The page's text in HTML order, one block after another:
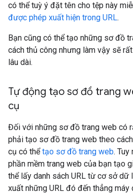
có thể tuỳ ý đặt tên cho tệp này
được phép xuất hiện trong URL.
Bạn cũng có thể tạo những sơ đồ
cách thủ công nhưng làm vậy sẽ
lâu dài.
Tự động tạo sơ đồ trang
cụ
Đối với những sơ đồ trang web có
phải tạo sơ đồ trang web theo
cụ có thểtạo sơ đồ trang web. Tuy
phần mềm trang web của bạn tạo
thể lấy danh sách URL từ cơ sở dữ
xuất những URL đó đến thẳng